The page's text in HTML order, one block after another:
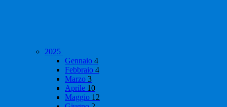
2025
Gennaio 4
Febbraio 4
Marzo 3
Aprile 10
Maggio 12